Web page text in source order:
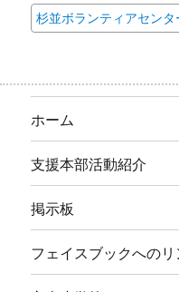
2020年9月
2020年6月
2020年2月
検
索
対